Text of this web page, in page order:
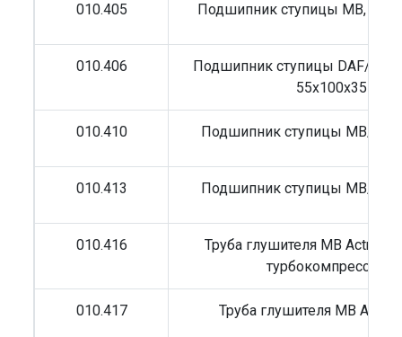
010.405 Подшипник ступицы MB, RVI
010.406
Подшипник ступицы DAF/
55x100x35
010.410 Подшипник ступицы MB/RVI
010.413 Подшипник ступицы MB/RVI
010.416
Труба глушителя MB Actros
турбокомпрессора)
010.417 Труба глушителя MB